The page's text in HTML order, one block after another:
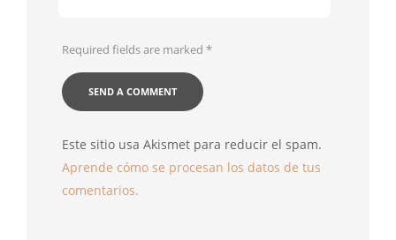
Required fields are marked *
Este sitio usa Akismet para reducir el spam.
Aprende cómo se procesan los datos de tus
comentarios.